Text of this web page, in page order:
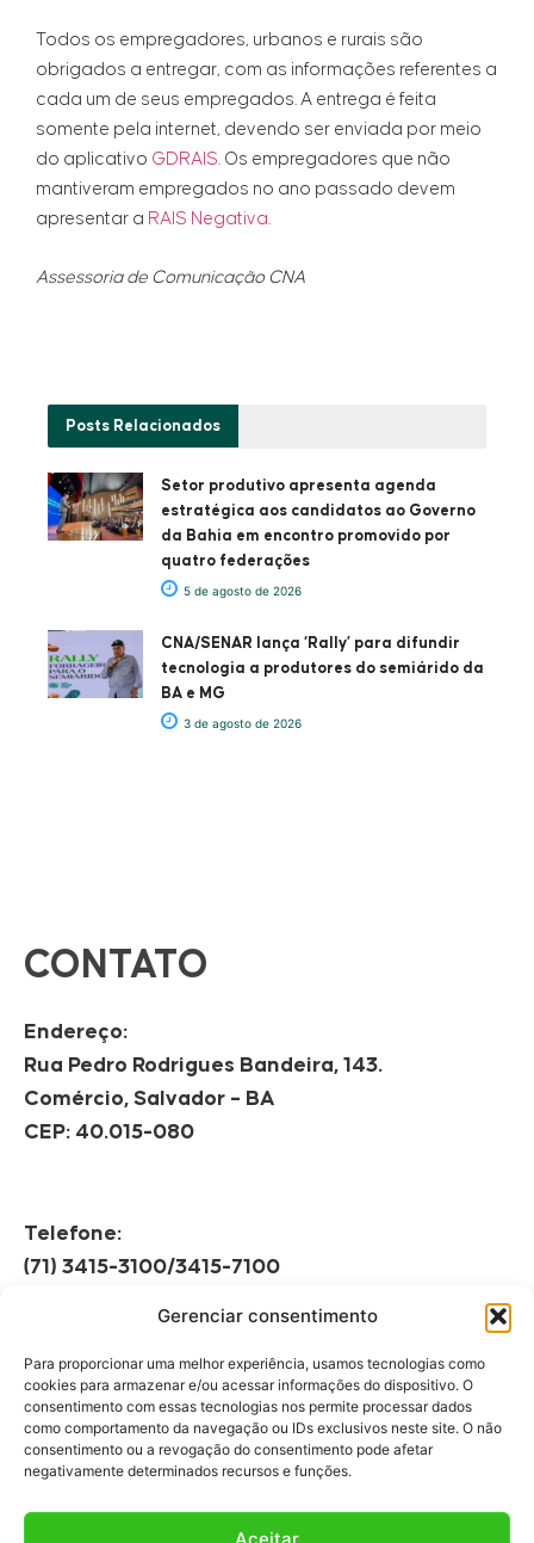
Gerenciar consentimento
Para proporcionar uma melhor experiência, usamos tecnologias como
cookies para armazenar e/ou acessar informações do dispositivo. O
consentimento com essas tecnologias nos permite processar dados
como comportamento da navegação ou IDs exclusivos neste site. O não
consentimento ou a revogação do consentimento pode afetar
negativamente determinados recursos e funções.
Aceitar
Todos os empregadores, urbanos e rurais são
obrigados a entregar, com as informações referentes a
cada um de seus empregados. A entrega é feita
somente pela internet, devendo ser enviada por meio
do aplicativo GDRAIS. Os empregadores que não
mantiveram empregados no ano passado devem
apresentar a RAIS Negativa.
Assessoria de Comunicação CNA
Posts Relacionados
Setor produtivo apresenta agenda
estratégica aos candidatos ao Governo
da Bahia em encontro promovido por
quatro federações
5 de agosto de 2026
CNA/SENAR lança ‘Rally’ para difundir
tecnologia a produtores do semiárido da
BA e MG
3 de agosto de 2026
CONTATO
Endereço:
Rua Pedro Rodrigues Bandeira, 143.
Comércio, Salvador – BA
CEP: 40.015-080
Telefone:
(71) 3415-3100/3415-7100
Horário de Funcionamento:
08h às 12h | 13h às 17h